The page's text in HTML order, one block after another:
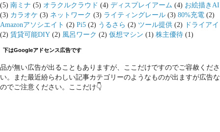
(5) 南ミナ (5) オラクルクラウド (4) ディスプレイアーム (4) お絵描きAI
(3) カラオケ (3) ネットワーク (3) ライティングレール (3) 80%充電 (2)
Amazonアソシエイト (2) Pi5 (2) うるさら (2) ツール提供 (2)
ドライアイ
(2) 賃貸可能DIY (2) 風呂ワーク (2) 仮想マシン (1) 株主優待 (1)
下はGoogleアドセンス広告です
品が無い広告が出ることもありますが、ここだけですのでご容赦くださ
い。また最近紛らわしい記事カテゴリーのようなものが出ますが広告な
のでご注意ください。ここだけ👇